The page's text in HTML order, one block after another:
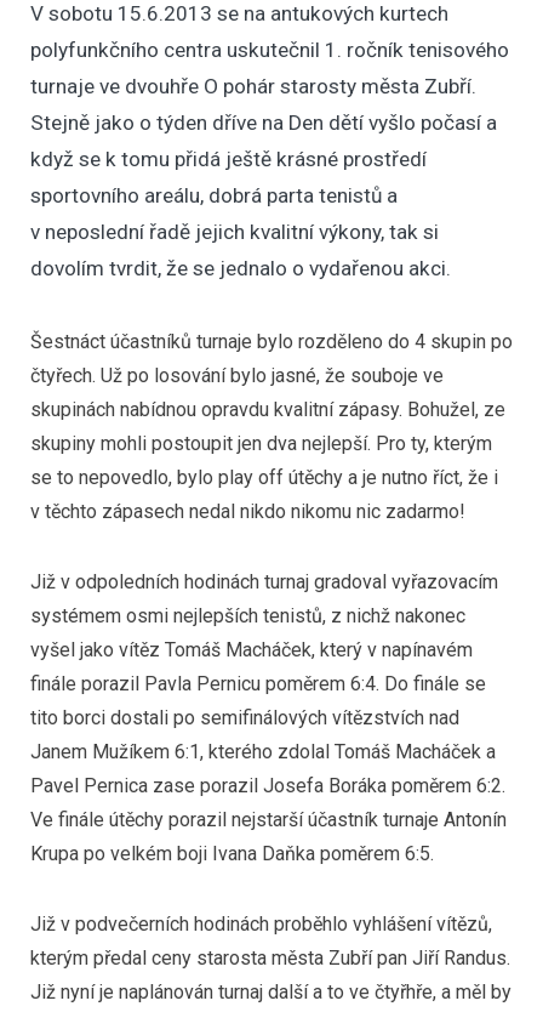
V sobotu 15.6.2013 se na antukových kurtech
polyfunkčního centra uskutečnil 1. ročník tenisového
turnaje ve dvouhře O pohár starosty města Zubří.
Stejně jako o týden dříve na Den dětí vyšlo počasí a
když se k tomu přidá ještě krásné prostředí
sportovního areálu, dobrá parta tenistů a
v neposlední řadě jejich kvalitní výkony, tak si
dovolím tvrdit, že se jednalo o vydařenou akci.
Šestnáct účastníků turnaje bylo rozděleno do 4 skupin po
čtyřech. Už po losování bylo jasné, že souboje ve
skupinách nabídnou opravdu kvalitní zápasy. Bohužel, ze
skupiny mohli postoupit jen dva nejlepší. Pro ty, kterým
se to nepovedlo, bylo play off útěchy a je nutno říct, že i
v těchto zápasech nedal nikdo nikomu nic zadarmo!
Již v odpoledních hodinách turnaj gradoval vyřazovacím
systémem osmi nejlepších tenistů, z nichž nakonec
vyšel jako vítěz Tomáš Macháček, který v napínavém
finále porazil Pavla Pernicu poměrem 6:4. Do finále se
tito borci dostali po semifinálových vítězstvích nad
Janem Mužíkem 6:1, kterého zdolal Tomáš Macháček a
Pavel Pernica zase porazil Josefa Boráka poměrem 6:2.
Ve finále útěchy porazil nejstarší účastník turnaje Antonín
Krupa po velkém boji Ivana Daňka poměrem 6:5.
Již v podvečerních hodinách proběhlo vyhlášení vítězů,
kterým předal ceny starosta města Zubří pan Jiří Randus.
Již nyní je naplánován turnaj další a to ve čtyřhře, a měl by